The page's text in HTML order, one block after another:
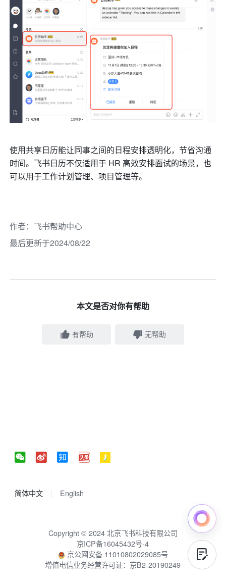
使用共享日历能让同事之间的日程安排透明化，节省沟通
时间。飞书日历不仅适用于 HR 高效安排面试的场景，也
可以用于工作计划管理、项目管理等。
作者： 飞书帮助中心
最后更新于2024/08/22
本文是否对你有帮助
有帮助 无帮助
简体中文 English
Copyright © 2024 北京飞书科技有限公司
京ICP备16045432号-4
京公网安备 11010802029085号
增值电信业务经营许可证：京B2-20190249